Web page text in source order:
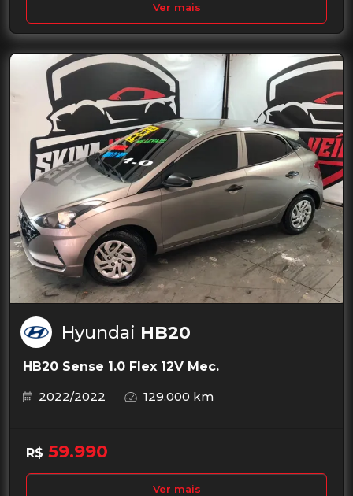
Ver mais
Hyundai HB20
HB20 Sense 1.0 Flex 12V Mec.
2022/2022
129.000 km
R$ 59.990
Ver mais